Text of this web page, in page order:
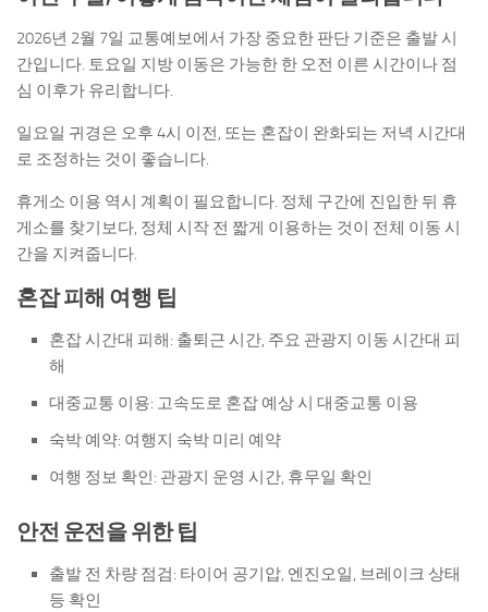
2026년 2월 7일 교통예보에서 가장 중요한 판단 기준은 출발 시
간입니다. 토요일 지방 이동은 가능한 한 오전 이른 시간이나 점
심 이후가 유리합니다.
일요일 귀경은 오후 4시 이전, 또는 혼잡이 완화되는 저녁 시간대
로 조정하는 것이 좋습니다.
휴게소 이용 역시 계획이 필요합니다. 정체 구간에 진입한 뒤 휴
게소를 찾기보다, 정체 시작 전 짧게 이용하는 것이 전체 이동 시
간을 지켜줍니다.
혼잡 피해 여행 팁
혼잡 시간대 피해: 출퇴근 시간, 주요 관광지 이동 시간대 피
해
대중교통 이용: 고속도로 혼잡 예상 시 대중교통 이용
숙박 예약: 여행지 숙박 미리 예약
여행 정보 확인: 관광지 운영 시간, 휴무일 확인
안전 운전을 위한 팁
출발 전 차량 점검: 타이어 공기압, 엔진오일, 브레이크 상태
등 확인